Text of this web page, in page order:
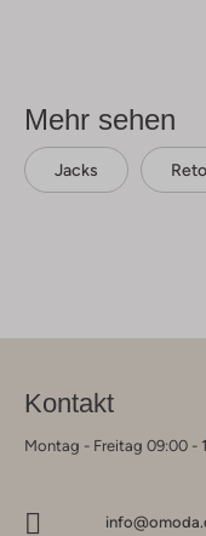
Mehr sehen
Jacks
Kontakt
Montag - Freitag 09:00 -